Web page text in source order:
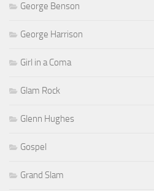
George Benson
George Harrison
Girl in a Coma
Glam Rock
Glenn Hughes
Gospel
Grand Slam